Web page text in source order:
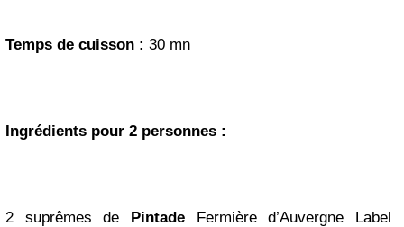
Temps de cuisson : 30 mn
Ingrédients pour 2 personnes :
2 suprêmes de Pintade Fermière d’Auvergne Label